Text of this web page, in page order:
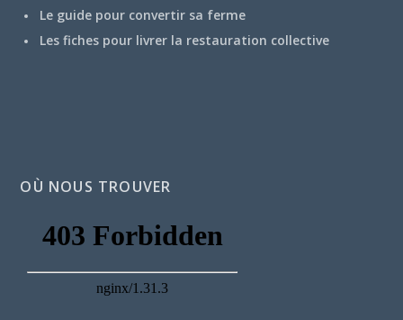
Le guide pour convertir sa ferme
Les fiches pour livrer la restauration collective
OÙ NOUS TROUVER